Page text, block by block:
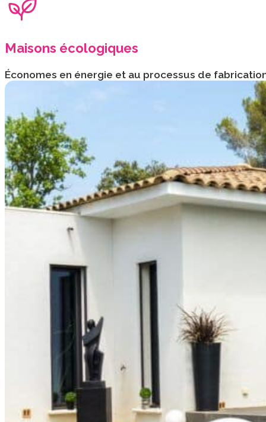
Maisons écologiques
Économes en énergie et au processus de